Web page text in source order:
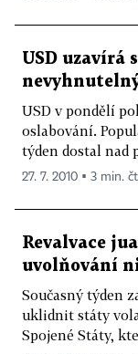
USD uzavírá
USD v pondělí
oslabování.
týden dostal nad
27. 7. 2010 ▪ 3 min.
Revalvace
uvolňování
Současný týden
uklidnit státy
Spojené Státy,